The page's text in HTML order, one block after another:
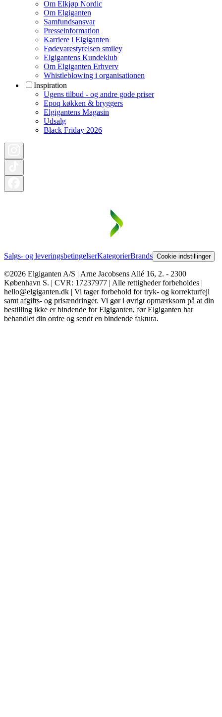
Om Elkjøp Nordic
Om Elgiganten
Samfundsansvar
Presseinformation
Karriere i Elgiganten
Fødevarestyrelsen smiley
Elgigantens Kundeklub
Om Elgiganten Erhverv
Whistleblowing i organisationen
Inspiration
Ugens tilbud - og andre gode priser
Epoq køkken & bryggers
Elgigantens Magasin
Udsalg
Black Friday 2026
Salgs- og leveringsbetingelserKategorierBrands Cookie indstillinger
©2026 Elgiganten A/S | Arne Jacobsens Allé 16, 2. - 2300
København S. | CVR: 17237977 | Alle rettigheder forbeholdes |
hello@elgiganten.dk | Vi tager forbehold for tryk- og korrekturfejl
samt afgifts- og prisændringer. Vi gør i øvrigt opmærksom på at din
bestilling ikke er bindende for Elgiganten, før Elgiganten har
behandlet din ordre og sendt en bindende faktura.